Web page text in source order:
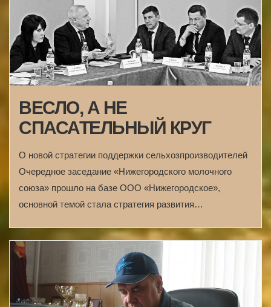
ВЕСЛО, А НЕ
СПАСАТЕЛЬНЫЙ КРУГ
О новой стратегии поддержки сельхозпроизводителей
Очередное заседание «Нижегородского молочного
союза» прошло на базе ООО «Нижегородское»,
основной темой стала стратегия развития…